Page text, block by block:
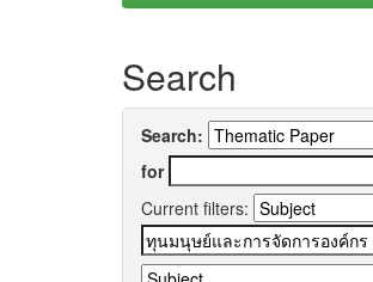
Search
Search:
for
Current filters: